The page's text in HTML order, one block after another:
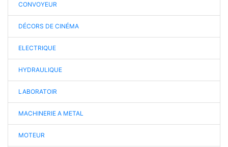
CONVOYEUR
DÉCORS DE CINÉMA
ELECTRIQUE
HYDRAULIQUE
LABORATOIR
MACHINERIE A METAL
MOTEUR